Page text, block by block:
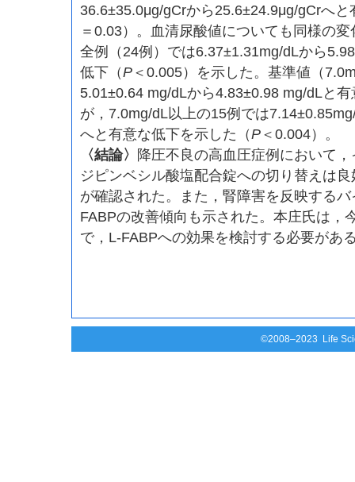
36.6±35.0μg/gCrから25.6±24.9μg/gCrへ
＝0.03）。血清尿酸値についても同様の
全例（24例）では6.37±1.31mg/dLから
低下（P＜0.005）を示した。基準値（
5.01±0.64 mg/dLから4.83±0.98 mg/dLと
が，7.0mg/dL以上の15例では
へと有意な低下を示した（P＜0.004）。
〈結論〉 降圧不良の高血圧症例において
ジピンベシル酸塩配合錠への切り替えは
が確認された。また，腎障害を反映する
FABPの改善傾向も示された。本庄氏は，
で，L-FABPへの効果を検討する必要があ
©2008–2023 Life